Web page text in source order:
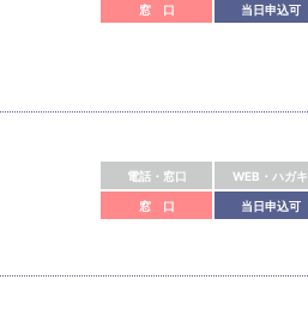
窓 口 当日申込可
電話・窓口 WEB・ハガキ
窓 口 当日申込可